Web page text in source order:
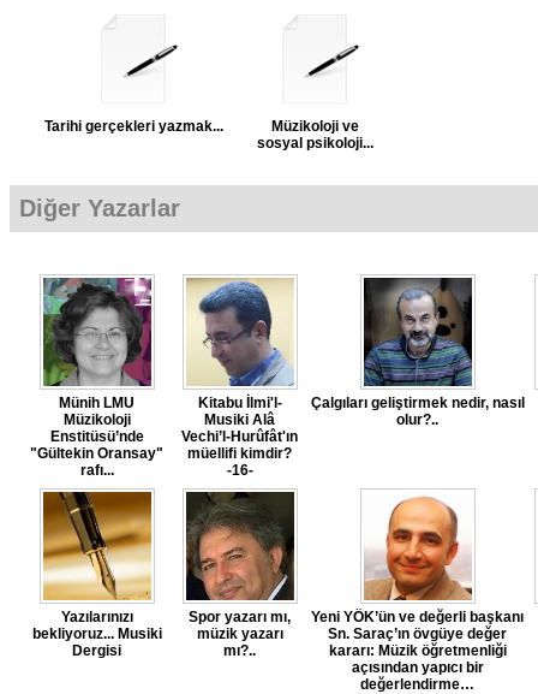
Tarihi gerçekleri yazmak...
Müzikoloji ve
sosyal psikoloji...
Diğer Yazarlar
Münih LMU
Müzikoloji
Enstitüsü’nde
"Gültekin Oransay"
rafı...
Kitabu İlmi'l-
Musiki Alâ
Vechi’l-Hurûfât'ın
müellifi kimdir?
-16-
Çalgıları geliştirmek nedir, nasıl
olur?..
Yazılarınızı
bekliyoruz... Musiki
Dergisi
Spor yazarı mı,
müzik yazarı
mı?..
Yeni YÖK’ün ve değerli başkanı
Sn. Saraç’ın övgüye değer
kararı: Müzik öğretmenliği
açısından yapıcı bir
değerlendirme…